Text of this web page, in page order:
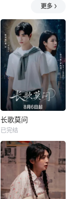
更多
长歌莫问
已完结